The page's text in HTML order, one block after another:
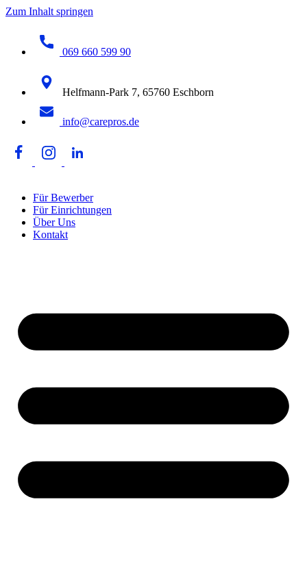
Zum Inhalt springen
069 660 599 90
Helfmann-Park 7, 65760 Eschborn
info@carepros.de
Für Bewerber
Für Einrichtungen
Über Uns
Kontakt